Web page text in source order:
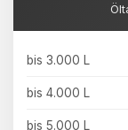
bis 3.000 L
bis 4.000 L
bis 5.000 L